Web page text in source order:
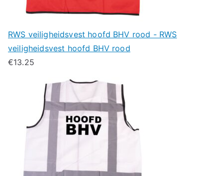
RWS veiligheidsvest hoofd BHV rood - RWS
veiligheidsvest hoofd BHV rood
€13.25